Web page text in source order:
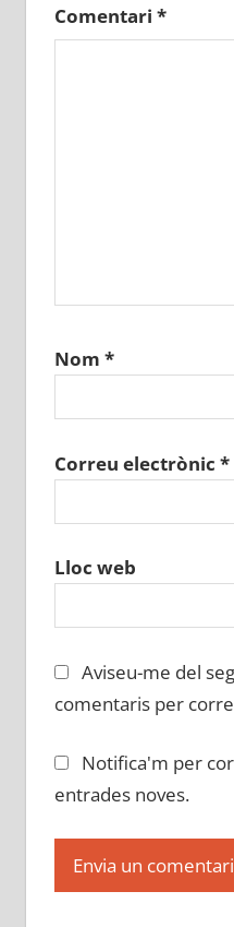
Comentari *
Nom *
Correu electrònic *
Lloc web
Aviseu-me del
comentaris per
Notifica'm per
entrades noves.